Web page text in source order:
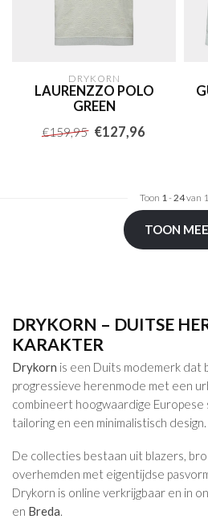
DRYKORN
LAURENZZO POLO
GREEN
€159,95 €127,96
Toon 1 -24van
TOON
DRYKORN – DUITSE
KARAKTER
Drykorn is een Duits modemerk dat
progressieve herenmode met een
combineert hoogwaardige
tailoring en een minimalistisch design.
De collecties bestaan uit blazers,
overhemden met eigentijdse
Drykorn is online verkrijgbaar en in
en Breda